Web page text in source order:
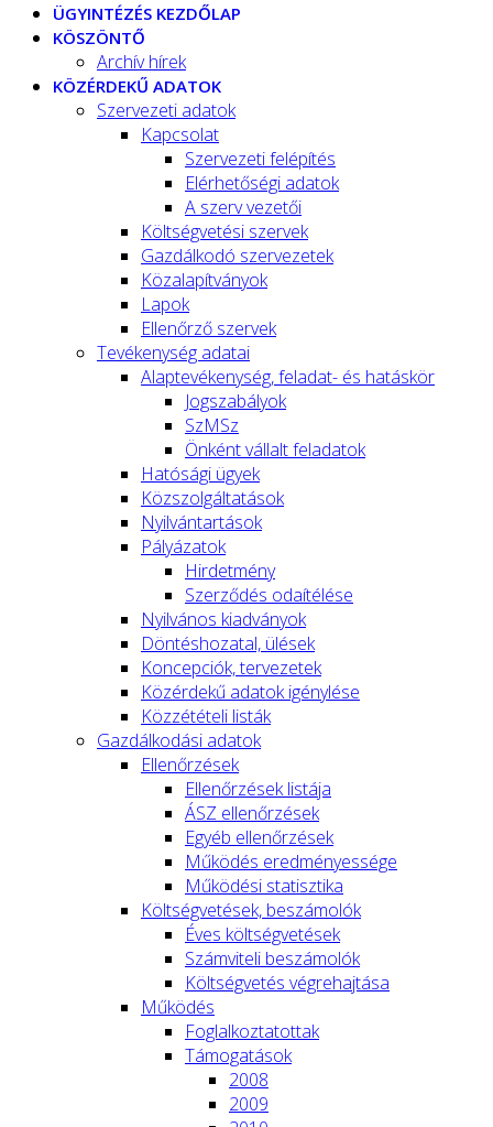
ÜGYINTÉZÉS KEZDŐLAP
KÖSZÖNTŐ
Archív hírek
KÖZÉRDEKŰ ADATOK
Szervezeti adatok
Kapcsolat
Szervezeti felépítés
Elérhetőségi adatok
A szerv vezetői
Költségvetési szervek
Gazdálkodó szervezetek
Közalapítványok
Lapok
Ellenőrző szervek
Tevékenység adatai
Alaptevékenység, feladat- és hatáskör
Jogszabályok
SzMSz
Önként vállalt feladatok
Hatósági ügyek
Közszolgáltatások
Nyilvántartások
Pályázatok
Hirdetmény
Szerződés odaítélése
Nyilvános kiadványok
Döntéshozatal, ülések
Koncepciók, tervezetek
Közérdekű adatok igénylése
Közzétételi listák
Gazdálkodási adatok
Ellenőrzések
Ellenőrzések listája
ÁSZ ellenőrzések
Egyéb ellenőrzések
Működés eredményessége
Működési statisztika
Költségvetések, beszámolók
Éves költségvetések
Számviteli beszámolók
Költségvetés végrehajtása
Működés
Foglalkoztatottak
Támogatások
2008
2009